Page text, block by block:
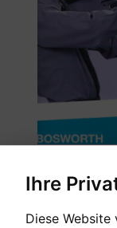
Ihre
Diese